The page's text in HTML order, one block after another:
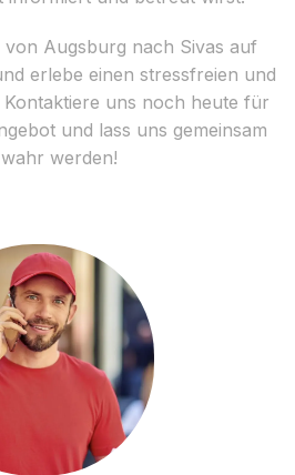
Augsburg nach Sivas auf
erlebe einen stressfreien und
uns noch heute für
und lass uns gemeinsam
werden!